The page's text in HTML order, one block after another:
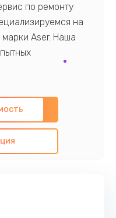
по ремонту
на
марки Aser. Наша
знаниями и
ремонт с
компонентов, а
всех
- предоставить
записаться на